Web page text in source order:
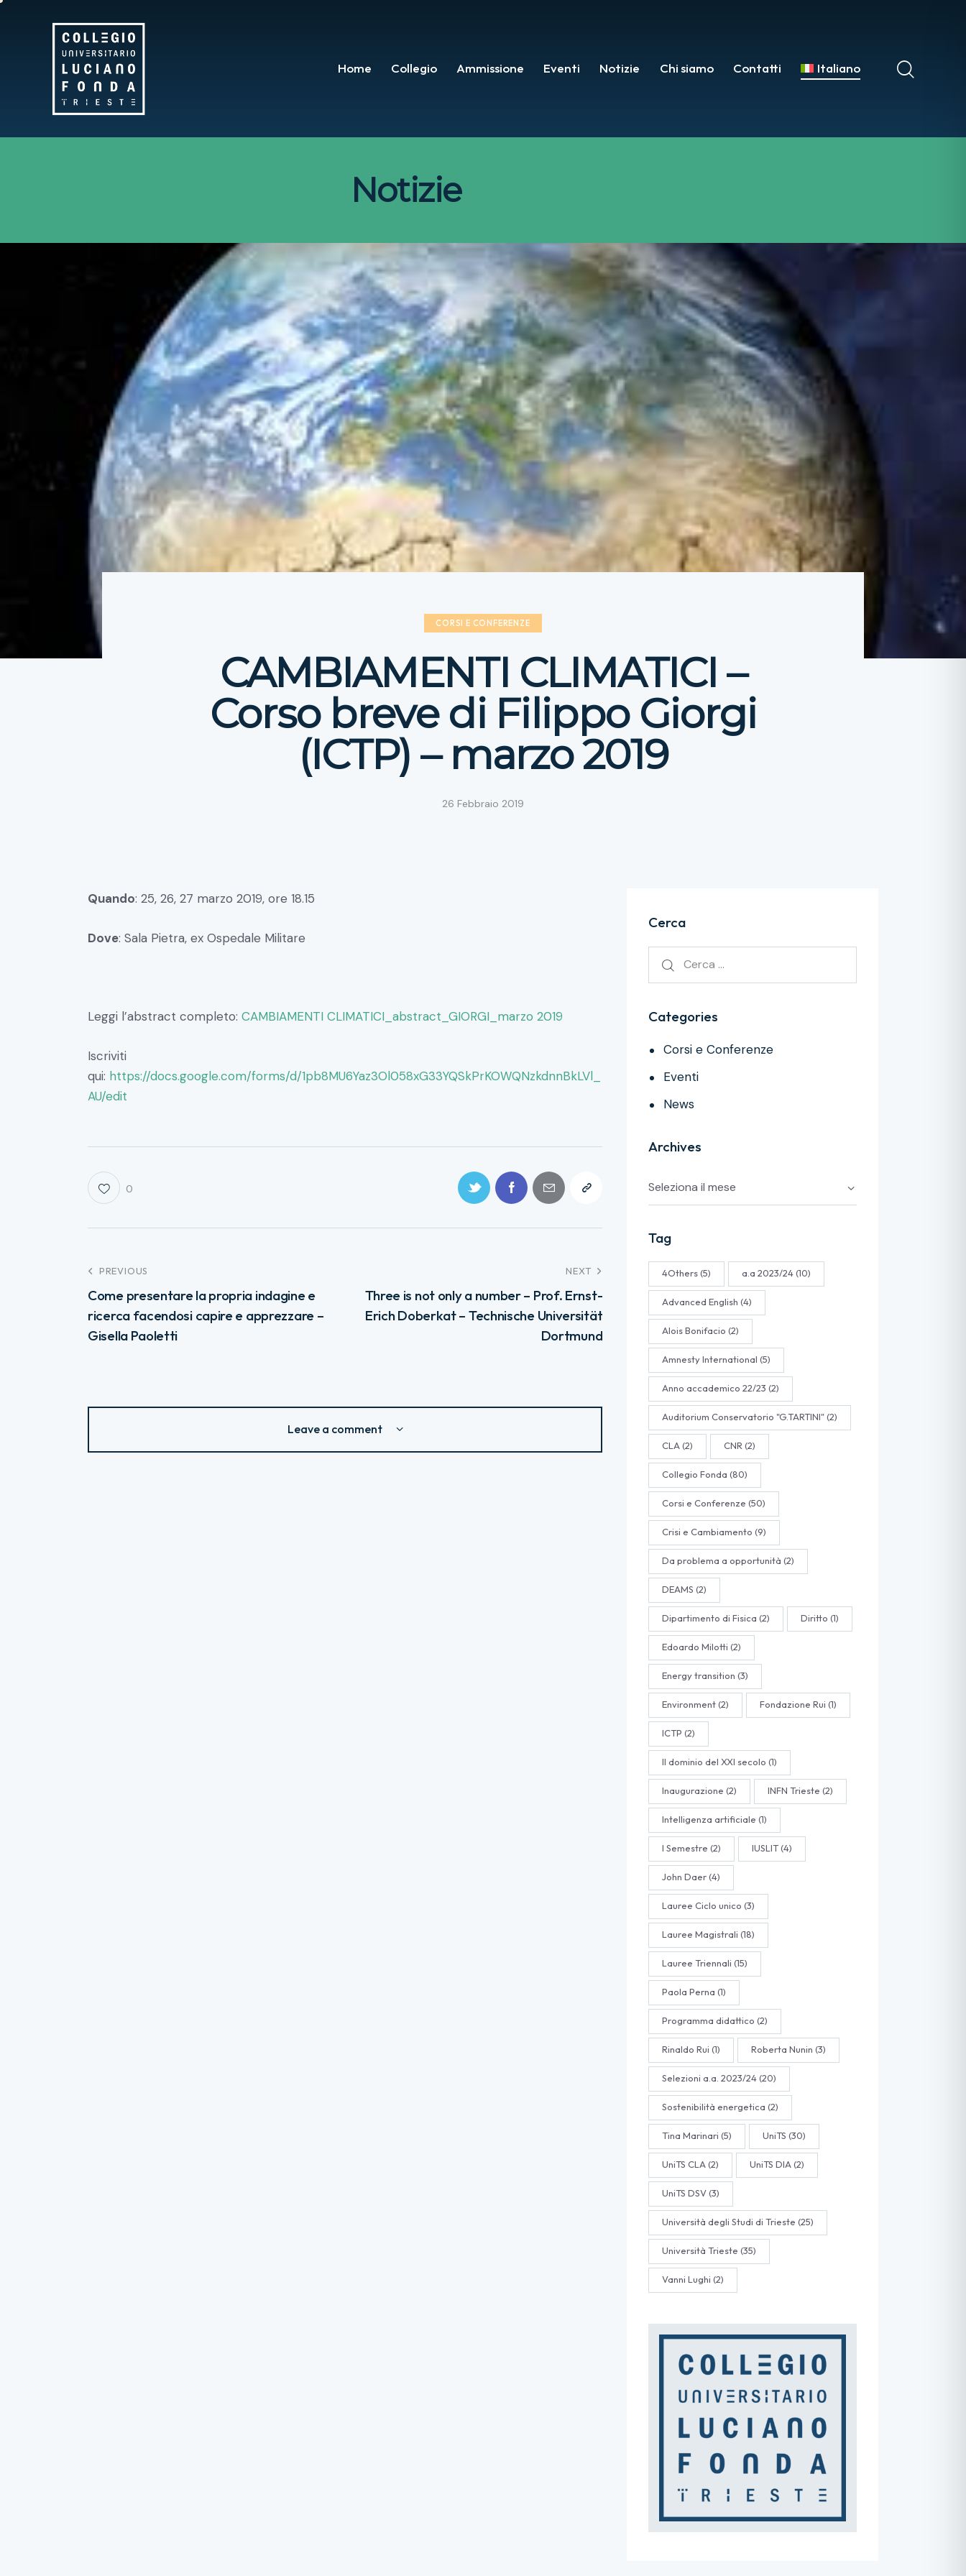
Home Collegio Ammissione Eventi Notizie Chi siamo Contatti Italiano
Notizie
CORSI E CONFERENZE
CAMBIAMENTI CLIMATICI –
Corso breve di Filippo Giorgi
(ICTP) – marzo 2019
26 Febbraio 2019
Quando: 25, 26, 27 marzo 2019, ore 18.15
Dove: Sala Pietra, ex Ospedale Militare
Leggi l’abstract completo: CAMBIAMENTI CLIMATICI_abstract_GIORGI_marzo 2019
Iscriviti
qui: https://docs.google.com/forms/d/1pb8MU6Yaz3Ol058xG33YQSkPrKOWQNzkdnnBkLVl_
AU/edit
0
PREVIOUS
Come presentare la propria indagine e
ricerca facendosi capire e apprezzare –
Gisella Paoletti
NEXT
Three is not only a number – Prof. Ernst-
Erich Doberkat – Technische Universität
Dortmund
Leave a comment
Cerca
Categories
Corsi e Conferenze
Eventi
News
Archives
Tag
4Others(5) a.a 2023/24(10)
Advanced English (4)
Alois Bonifacio (2)
Amnesty International (5)
Anno accademico 22/23 (2)
Auditorium Conservatorio "G.TARTINI"(2)
CLA(2) CNR(2)
Collegio Fonda (80)
Corsi e Conferenze (50)
Crisi e Cambiamento (9)
Da problema a opportunità (2)
DEAMS (2)
Dipartimento di Fisica (2) Diritto (1)
Edoardo Milotti (2)
Energy transition (3)
Environment(2) Fondazione Rui (1)
ICTP (2)
Il dominio del XXI secolo (1)
Inaugurazione (2) INFN Trieste (2)
Intelligenza artificiale (1)
I Semestre (2) IUSLIT(4)
John Daer(4)
Lauree Ciclo unico (3)
Lauree Magistrali (18)
Lauree Triennali (15)
Paola Perna (1)
Programma didattico (2)
Rinaldo Rui (1) Roberta Nunin (3)
Selezioni a.a. 2023/24(20)
Sostenibilità energetica (2)
Tina Marinari (5) UniTS (30)
UniTS CLA(2) UniTS DIA(2)
UniTS DSV(3)
Università degli Studi di Trieste (25)
Università Trieste (35)
Vanni Lughi (2)